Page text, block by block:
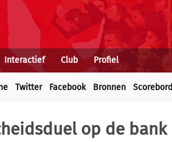
Interactief Club Profiel
Twitter Facebook Bronnen Scorebord
op de bank